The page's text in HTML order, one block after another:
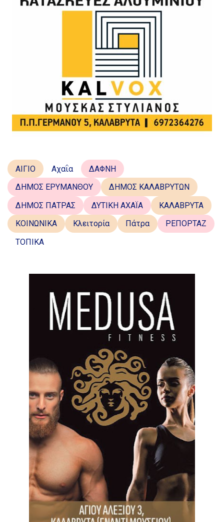
ΑΙΓΙΟ Αχαΐα
ΔΑΦΝΗ
ΔΗΜΟΣ ΕΡΥΜΑΝΘΟΥ
ΔΗΜΟΣ ΚΑΛΑΒΡΥΤΩΝ
ΔΗΜΟΣ ΠΑΤΡΑΣ
ΔΥΤΙΚΗ ΑΧΑΪΑ
ΚΑΛΑΒΡΥΤΑ
ΚΟΙΝΩΝΙΚΑ
Κλειτορία Πάτρα
ΡΕΠΟΡΤΑΖ
ΤΟΠΙΚΑ